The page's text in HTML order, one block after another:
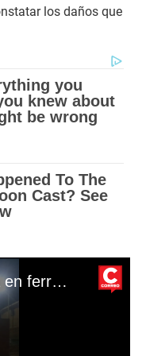
los daños que
Trujillo: Detonan dinamita en ferretería de El Milagro